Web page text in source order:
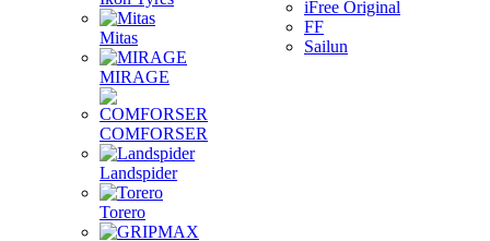
Mitas
MIRAGE
COMFORSER
Landspider
Torero
iFree Original
FF
Sailun